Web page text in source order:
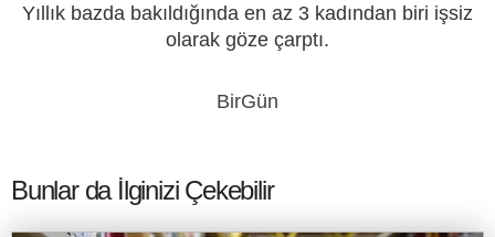
Yıllık bazda bakıldığında en az 3 kadından biri işsiz
olarak göze çarptı.
BirGün
Bunlar da İlginizi Çekebilir